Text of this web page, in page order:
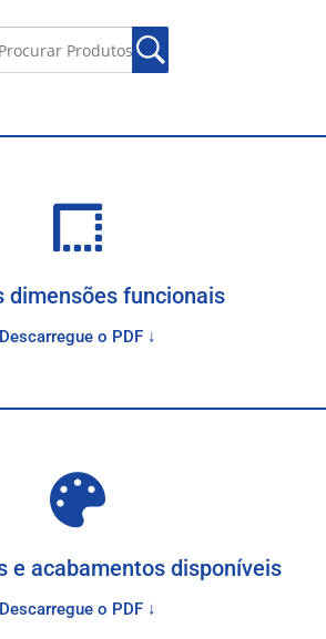
dimensões funcionais
Descarregue o PDF ↓
e acabamentos disponíveis
Descarregue o PDF ↓